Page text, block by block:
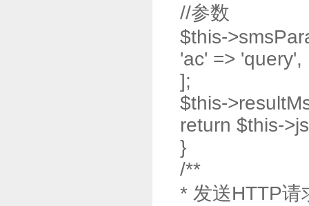
//参数
$this-
'ac' => 'query',
];
$this-
return $this-
}
/**
* 发送HTTP请